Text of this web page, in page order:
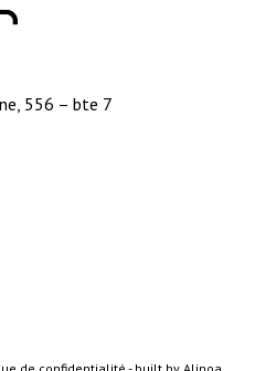
556 – bte 7